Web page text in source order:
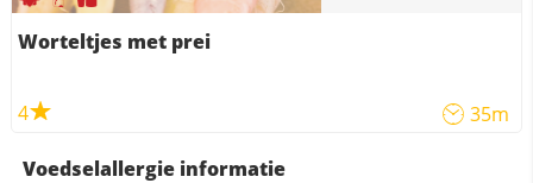
Worteltjes met prei
4 35m
Voedselallergie informatie